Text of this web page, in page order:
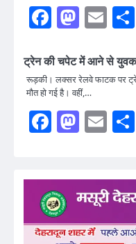
Facebook
ट्रेन की चपेट में आने से युवक
रूड़की। लक्सर रेलवे फाटक पर
मौत हो गई है। वहीं,…
Facebook